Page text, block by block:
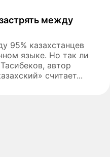
между
95% казахстанцев
языке. Но так ли
автор
считает...